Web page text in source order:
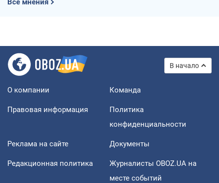
Все мнения
В начало
О компании Команда
Правовая информация
Политика
конфиденциальности
Реклама на сайте Документы
Редакционная политика
Журналисты OBOZ.UA на
месте событий